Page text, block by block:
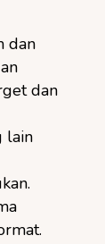
dan
dan
lain